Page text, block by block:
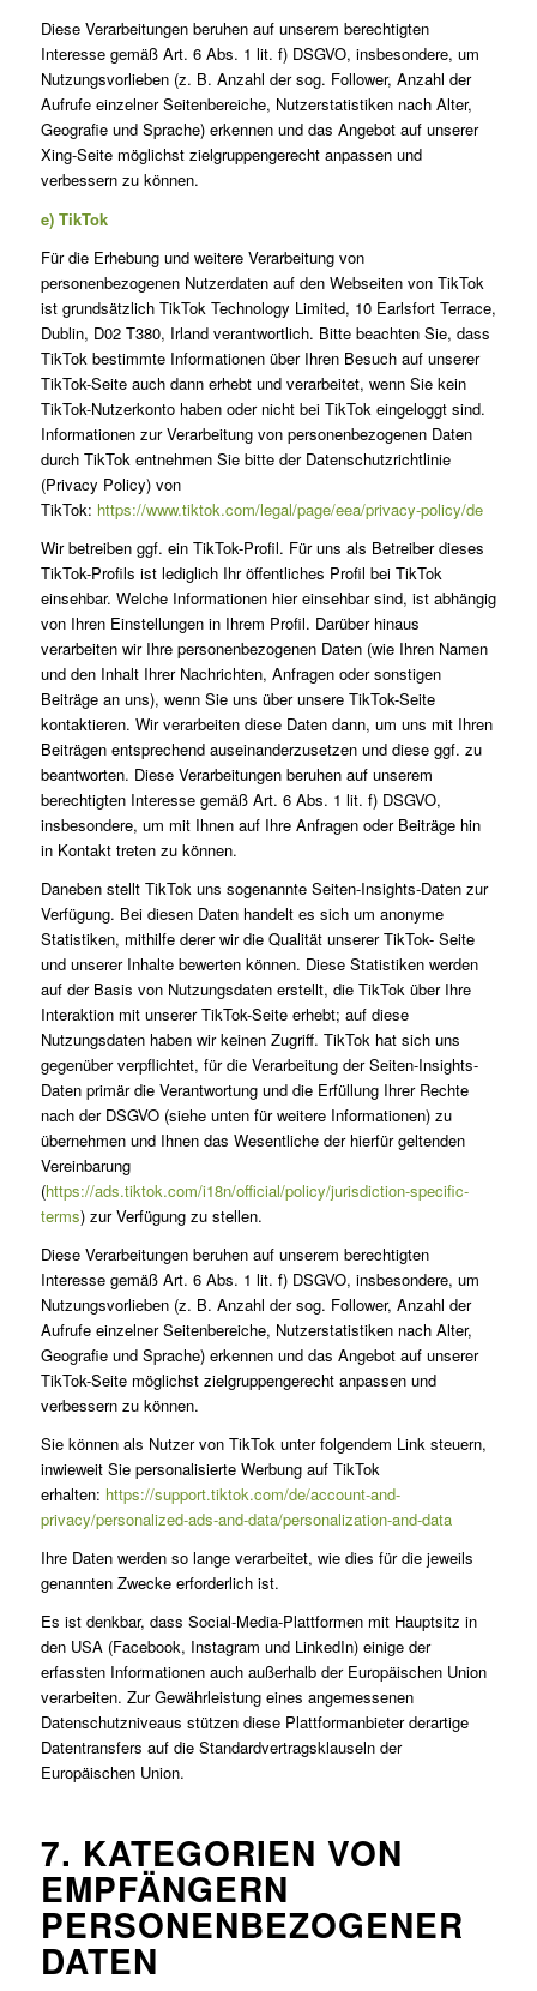
Diese Verarbeitungen beruhen auf unserem berechtigten
Interesse gemäß Art. 6 Abs. 1 lit. f) DSGVO, insbesondere, um
Nutzungsvorlieben (z. B. Anzahl der sog. Follower, Anzahl der
Aufrufe einzelner Seitenbereiche, Nutzerstatistiken nach Alter,
Geografie und Sprache) erkennen und das Angebot auf unserer
Xing-Seite möglichst zielgruppengerecht anpassen und
verbessern zu können.
e) TikTok
Für die Erhebung und weitere Verarbeitung von
personenbezogenen Nutzerdaten auf den Webseiten von TikTok
ist grundsätzlich TikTok Technology Limited, 10 Earlsfort Terrace,
Dublin, D02 T380, Irland verantwortlich. Bitte beachten Sie, dass
TikTok bestimmte Informationen über Ihren Besuch auf unserer
TikTok-Seite auch dann erhebt und verarbeitet, wenn Sie kein
TikTok-Nutzerkonto haben oder nicht bei TikTok eingeloggt sind.
Informationen zur Verarbeitung von personenbezogenen Daten
durch TikTok entnehmen Sie bitte der Datenschutzrichtlinie
(Privacy Policy) von
TikTok: https://www.tiktok.com/legal/page/eea/privacy-policy/de
Wir betreiben ggf. ein TikTok-Profil. Für uns als Betreiber dieses
TikTok-Profils ist lediglich Ihr öffentliches Profil bei TikTok
einsehbar. Welche Informationen hier einsehbar sind, ist abhängig
von Ihren Einstellungen in Ihrem Profil. Darüber hinaus
verarbeiten wir Ihre personenbezogenen Daten (wie Ihren Namen
und den Inhalt Ihrer Nachrichten, Anfragen oder sonstigen
Beiträge an uns), wenn Sie uns über unsere TikTok-Seite
kontaktieren. Wir verarbeiten diese Daten dann, um uns mit Ihren
Beiträgen entsprechend auseinanderzusetzen und diese ggf. zu
beantworten. Diese Verarbeitungen beruhen auf unserem
berechtigten Interesse gemäß Art. 6 Abs. 1 lit. f) DSGVO,
insbesondere, um mit Ihnen auf Ihre Anfragen oder Beiträge hin
in Kontakt treten zu können.
Daneben stellt TikTok uns sogenannte Seiten-Insights-Daten zur
Verfügung. Bei diesen Daten handelt es sich um anonyme
Statistiken, mithilfe derer wir die Qualität unserer TikTok- Seite
und unserer Inhalte bewerten können. Diese Statistiken werden
auf der Basis von Nutzungsdaten erstellt, die TikTok über Ihre
Interaktion mit unserer TikTok-Seite erhebt; auf diese
Nutzungsdaten haben wir keinen Zugriff. TikTok hat sich uns
gegenüber verpflichtet, für die Verarbeitung der Seiten-Insights-
Daten primär die Verantwortung und die Erfüllung Ihrer Rechte
nach der DSGVO (siehe unten für weitere Informationen) zu
übernehmen und Ihnen das Wesentliche der hierfür geltenden
Vereinbarung
(https://ads.tiktok.com/i18n/official/policy/jurisdiction-specific-
terms) zur Verfügung zu stellen.
Diese Verarbeitungen beruhen auf unserem berechtigten
Interesse gemäß Art. 6 Abs. 1 lit. f) DSGVO, insbesondere, um
Nutzungsvorlieben (z. B. Anzahl der sog. Follower, Anzahl der
Aufrufe einzelner Seitenbereiche, Nutzerstatistiken nach Alter,
Geografie und Sprache) erkennen und das Angebot auf unserer
TikTok-Seite möglichst zielgruppengerecht anpassen und
verbessern zu können.
Sie können als Nutzer von TikTok unter folgendem Link steuern,
inwieweit Sie personalisierte Werbung auf TikTok
erhalten: https://support.tiktok.com/de/account-and-
privacy/personalized-ads-and-data/personalization-and-data
Ihre Daten werden so lange verarbeitet, wie dies für die jeweils
genannten Zwecke erforderlich ist.
Es ist denkbar, dass Social-Media-Plattformen mit Hauptsitz in
den USA (Facebook, Instagram und LinkedIn) einige der
erfassten Informationen auch außerhalb der Europäischen Union
verarbeiten. Zur Gewährleistung eines angemessenen
Datenschutzniveaus stützen diese Plattformanbieter derartige
Datentransfers auf die Standardvertragsklauseln der
Europäischen Union.
7. KATEGORIEN VON
EMPFÄNGERN
PERSONENBEZOGENER
DATEN